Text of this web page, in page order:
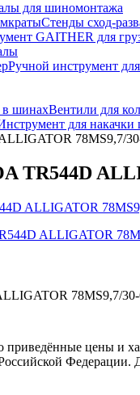
для шиномонтажа
Стенды сход-
GAITHER для
Ручной инструмент
в шинахВентили для
для
78MS9,7/
TR544D
78MS9,7/
цены и